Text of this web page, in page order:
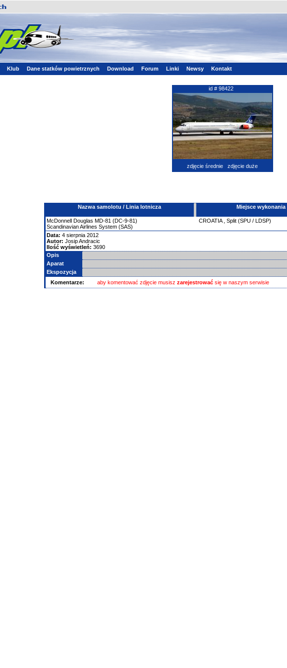
Klub Dane statków powietrznych Download Forum Linki Newsy Kontakt
id # 98422
zdjęcie średnie zdjęcie duże
Nazwa samolotu / Linia lotnicza Miejsce wykonania
McDonnell Douglas MD-81 (DC-9-81)
Scandinavian Airlines System (SAS)
CROATIA, Split (SPU / LDSP)
Data: 4 sierpnia 2012
Autor: Josip Andracic
Ilość wyświetleń: 3690
Opis
Aparat
Ekspozycja
Komentarze:
aby komentować zdjęcie musisz zarejestrowaćsię w naszym serwisie